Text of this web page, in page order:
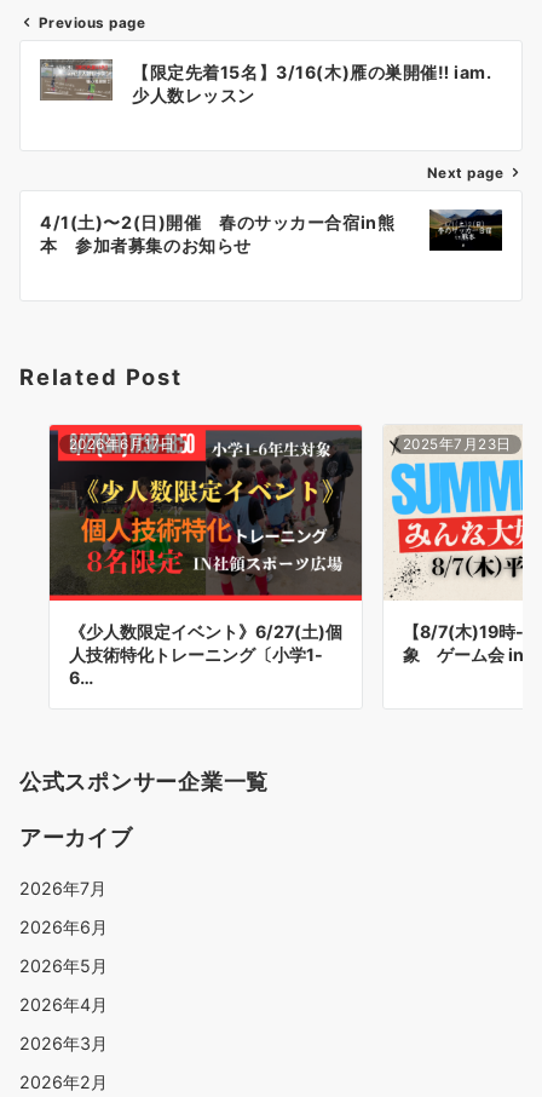
投
稿
ナ
ビ
ゲ
シ
ン
Previous page
【限定先着15名】3/16(木)雁の巣開催‼︎ iam.
少人数レッスン
Next page
4/1(土)〜2(日)開催 春のサッカー合宿in熊
本 参加者募集のお知らせ
Related Post
2026年6月17日
《少人数限定イベント》6/27(土)個
人技術特化トレーニング〔小学1-
6…
2025年7月23日
【8/7(木)19時-
象 ゲーム会 in
公式スポンサー企業一覧
アーカイブ
2026年7月
2026年6月
2026年5月
2026年4月
2026年3月
2026年2月